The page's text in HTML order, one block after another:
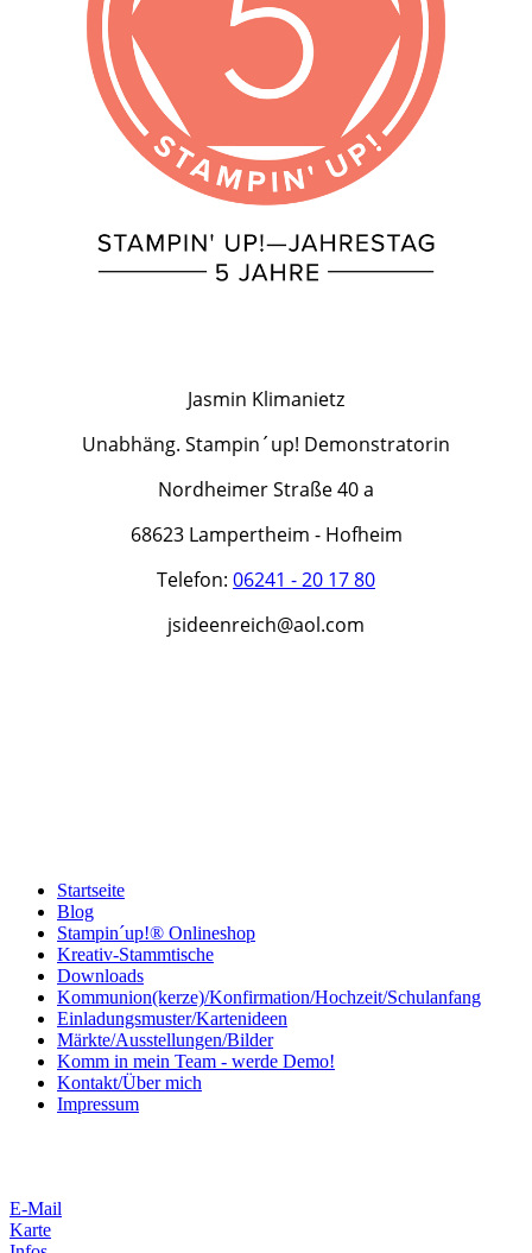
Jasmin Klimanietz
Unabhäng. Stampin´up! Demonstratorin
Nordheimer Straße 40 a
68623 Lampertheim - Hofheim
Telefon: 06241 - 20 17 80
jsideenreich@aol.com
Startseite
Blog
Stampin´up!® Onlineshop
Kreativ-Stammtische
Downloads
Kommunion(kerze)/Konfirmation/Hochzeit/Schulanfang
Einladungsmuster/Kartenideen
Märkte/Ausstellungen/Bilder
Komm in mein Team - werde Demo!
Kontakt/Über mich
Impressum
E-Mail
Karte